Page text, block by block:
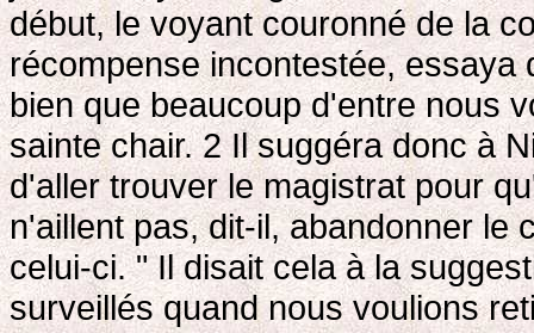
début, le voyant couronné de la
récompense incontestée,
bien que beaucoup d'entre nous
sainte chair. 2Il suggéra donc à
d'aller trouver le magistrat pour
n'aillent pas, dit-il, abandonner le
celui-ci. " Il disait cela à la
surveillés quand nous voulions